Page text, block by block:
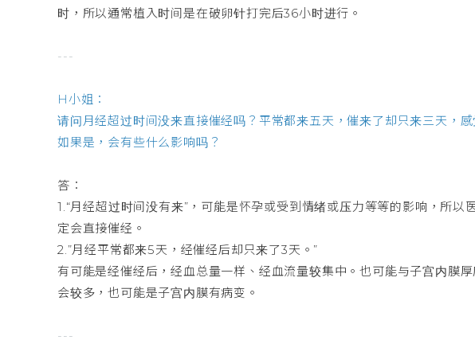
时，所以通常植入时间是在破卵针打完后36小时进行。
---
H小姐：
请问月经超过时间没来直接催经吗？平常都来五天，催来了却只来三天，
如果是，会有些什么影响吗？
答：
1.“月经超过时间没有来”，可能是怀孕或受到情绪或压力等等的影响，所
定会直接催经。
2.”月经平常都来5天，经催经后却只来了3天。”
有可能是经催经后，经血总量一样、经血流量较集中。也可能与子宫内膜
会较多，也可能是子宫内膜有病变。
---